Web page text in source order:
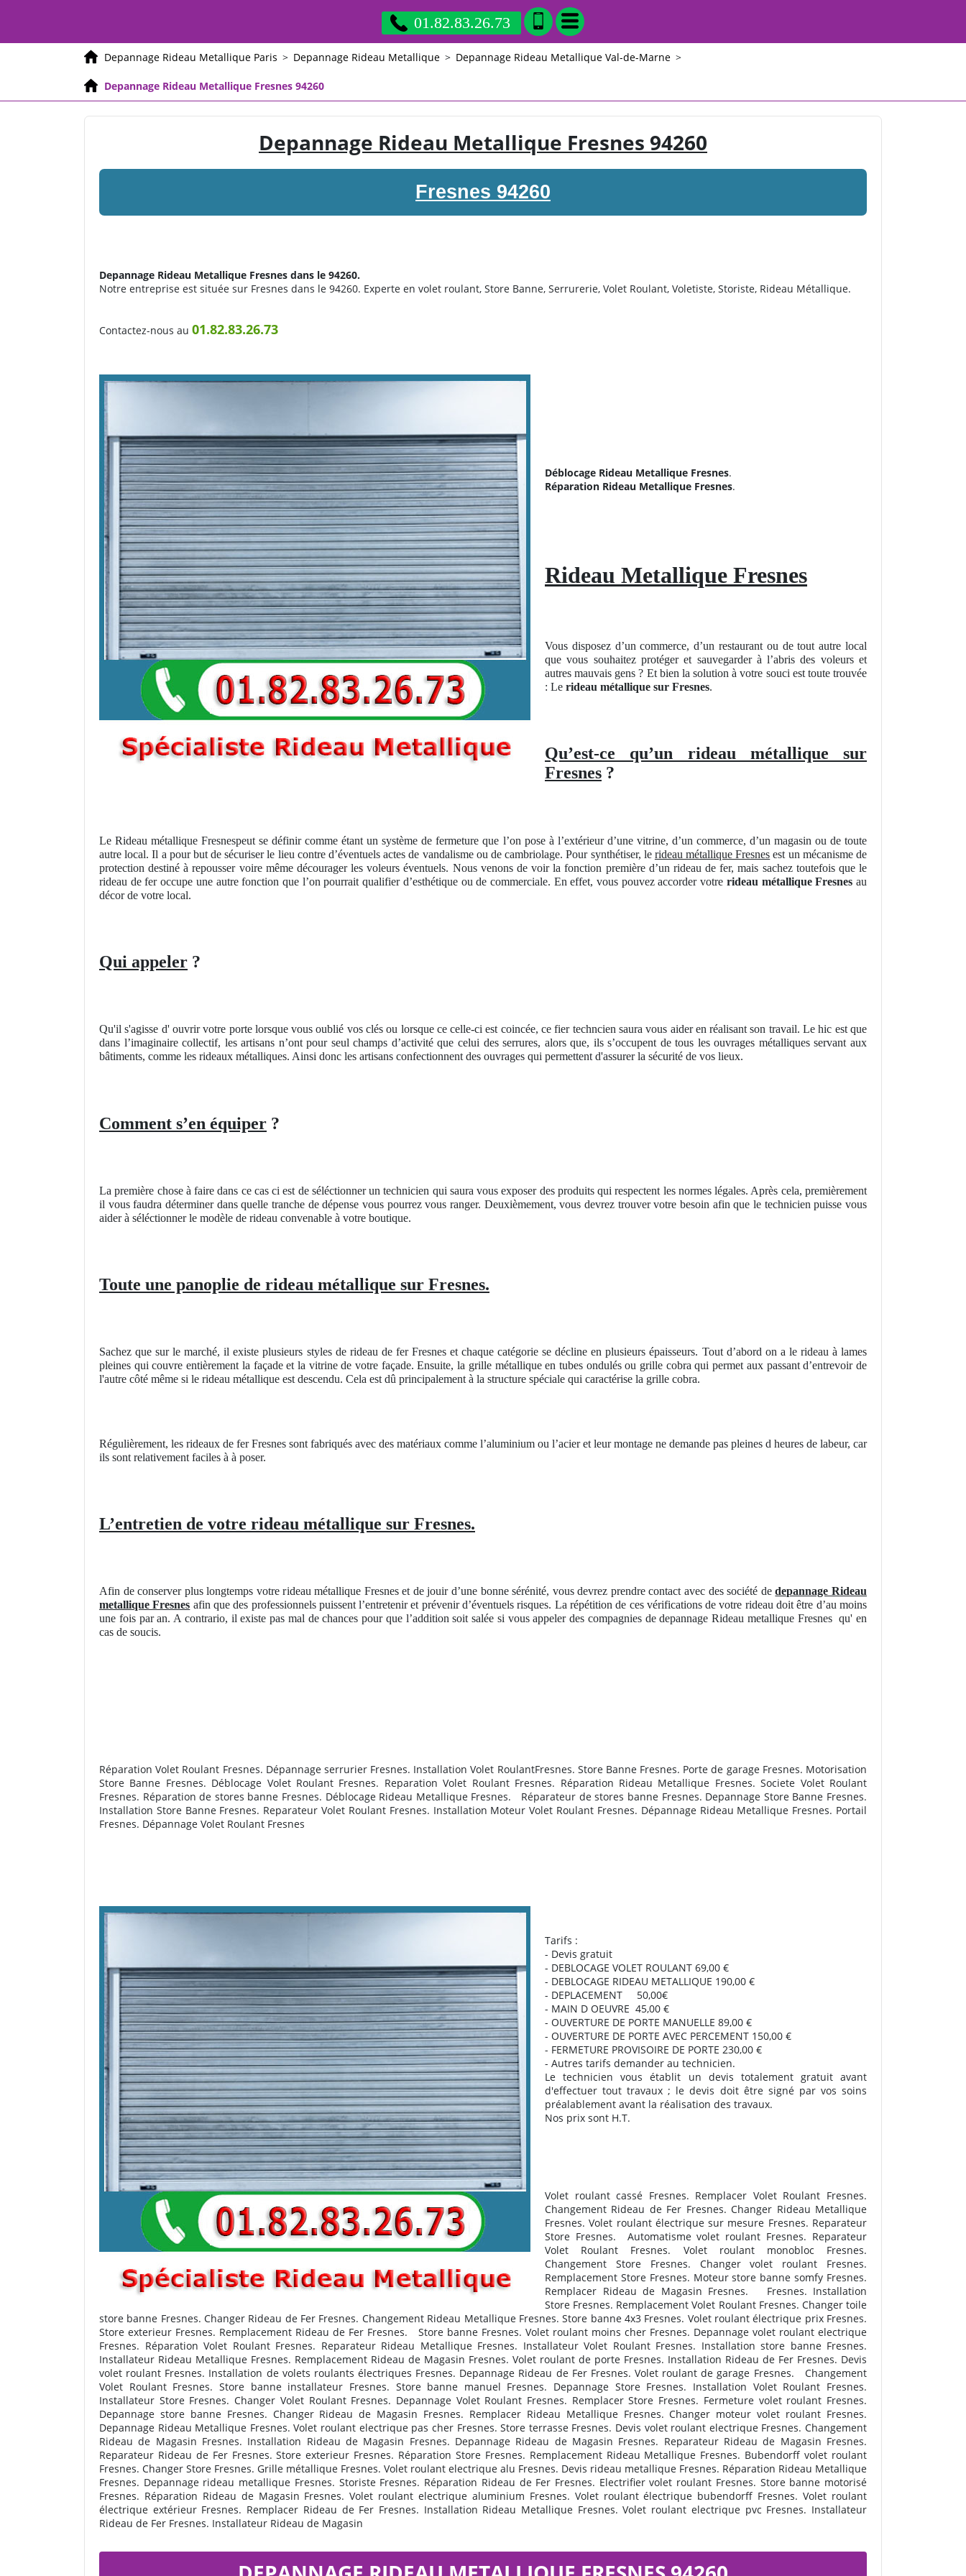
01.82.83.26.73
Depannage Rideau Metallique Paris > Depannage Rideau Metallique > Depannage Rideau Metallique Val-de-Marne >
Depannage Rideau Metallique Fresnes 94260
Depannage Rideau Metallique Fresnes 94260
Fresnes 94260
Depannage Rideau Metallique Fresnes dans le 94260.
Notre entreprise est située sur Fresnes dans le 94260. Experte en volet roulant, Store Banne, Serrurerie, Volet Roulant, Voletiste, Storiste, Rideau Métallique.
Contactez-nous au 01.82.83.26.73
Déblocage Rideau Metallique Fresnes.
Réparation Rideau Metallique Fresnes.
Rideau Metallique Fresnes
Vous disposez d’un commerce, d’un restaurant ou de tout autre local
que vous souhaitez protéger et sauvegarder à l’abris des voleurs et
autres mauvais gens ? Et bien la solution à votre souci est toute trouvée
: Le rideau métallique sur Fresnes.
Qu’est-ce qu’un rideau métallique sur
Fresnes ?
Le Rideau métallique Fresnespeut se définir comme étant un système de fermeture que l’on pose à l’extérieur d’une vitrine, d’un commerce, d’un magasin ou de toute
autre local. Il a pour but de sécuriser le lieu contre d’éventuels actes de vandalisme ou de cambriolage. Pour synthétiser, le rideau métallique Fresnes est un mécanisme de
protection destiné à repousser voire même décourager les voleurs éventuels. Nous venons de voir la fonction première d’un rideau de fer, mais sachez toutefois que le
rideau de fer occupe une autre fonction que l’on pourrait qualifier d’esthétique ou de commerciale. En effet, vous pouvez accorder votre rideau métallique Fresnes au
décor de votre local.
Qui appeler ?
Qu'il s'agisse d' ouvrir votre porte lorsque vous oublié vos clés ou lorsque ce celle-ci est coincée, ce fier techncien saura vous aider en réalisant son travail. Le hic est que
dans l’imaginaire collectif, les artisans n’ont pour seul champs d’activité que celui des serrures, alors que, ils s’occupent de tous les ouvrages métalliques servant aux
bâtiments, comme les rideaux métalliques. Ainsi donc les artisans confectionnent des ouvrages qui permettent d'assurer la sécurité de vos lieux.
Comment s’en équiper ?
La première chose à faire dans ce cas ci est de séléctionner un technicien qui saura vous exposer des produits qui respectent les normes légales. Après cela, premièrement
il vous faudra déterminer dans quelle tranche de dépense vous pourrez vous ranger. Deuxièmement, vous devrez trouver votre besoin afin que le technicien puisse vous
aider à séléctionner le modèle de rideau convenable à votre boutique.
Toute une panoplie de rideau métallique sur Fresnes.
Sachez que sur le marché, il existe plusieurs styles de rideau de fer Fresnes et chaque catégorie se décline en plusieurs épaisseurs. Tout d’abord on a le rideau à lames
pleines qui couvre entièrement la façade et la vitrine de votre façade. Ensuite, la grille métallique en tubes ondulés ou grille cobra qui permet aux passant d’entrevoir de
l'autre côté même si le rideau métallique est descendu. Cela est dû principalement à la structure spéciale qui caractérise la grille cobra.
Régulièrement, les rideaux de fer Fresnes sont fabriqués avec des matériaux comme l’aluminium ou l’acier et leur montage ne demande pas pleines d heures de labeur, car
ils sont relativement faciles à à poser.
L’entretien de votre rideau métallique sur Fresnes.
Afin de conserver plus longtemps votre rideau métallique Fresnes et de jouir d’une bonne sérénité, vous devrez prendre contact avec des société dedepannage Rideau
metallique Fresnes afin que des professionnels puissent l’entretenir et prévenir d’éventuels risques. La répétition de ces vérifications de votre rideau doit être d’au moins
une fois par an. A contrario, il existe pas mal de chances pour que l’addition soit salée si vous appeler des compagnies de depannage Rideau metallique Fresnes qu' en
cas de soucis.
Réparation Volet Roulant Fresnes. Dépannage serrurier Fresnes. Installation Volet RoulantFresnes. Store Banne Fresnes. Porte de garage Fresnes. Motorisation
Store Banne Fresnes. Déblocage Volet Roulant Fresnes. Reparation Volet Roulant Fresnes. Réparation Rideau Metallique Fresnes. Societe Volet Roulant
Fresnes. Réparation de stores banne Fresnes. Déblocage Rideau Metallique Fresnes. Réparateur de stores banne Fresnes. Depannage Store Banne Fresnes.
Installation Store Banne Fresnes. Reparateur Volet Roulant Fresnes. Installation Moteur Volet Roulant Fresnes. Dépannage Rideau Metallique Fresnes. Portail
Fresnes. Dépannage Volet Roulant Fresnes
Tarifs :
- Devis gratuit
- DEBLOCAGE VOLET ROULANT 69,00 €
- DEBLOCAGE RIDEAU METALLIQUE 190,00 €
- DEPLACEMENT 50,00€
- MAIN D OEUVRE 45,00 €
- OUVERTURE DE PORTE MANUELLE 89,00 €
- OUVERTURE DE PORTE AVEC PERCEMENT 150,00 €
- FERMETURE PROVISOIRE DE PORTE 230,00 €
- Autres tarifs demander au technicien.
Le technicien vous établit un devis totalement gratuit avant
d'effectuer tout travaux ; le devis doit être signé par vos soins
préalablement avant la réalisation des travaux.
Nos prix sont H.T.
Volet roulant cassé Fresnes. Remplacer Volet Roulant Fresnes.
Changement Rideau de Fer Fresnes. Changer Rideau Metallique
Fresnes. Volet roulant électrique sur mesure Fresnes. Reparateur
Store Fresnes. Automatisme volet roulant Fresnes. Reparateur
Volet Roulant Fresnes. Volet roulant monobloc Fresnes.
Changement Store Fresnes. Changer volet roulant Fresnes.
Remplacement Store Fresnes. Moteur store banne somfy Fresnes.
Remplacer Rideau de Magasin Fresnes.
Fresnes. Installation
Store Fresnes. Remplacement Volet Roulant Fresnes. Changer toile
store banne Fresnes. Changer Rideau de Fer Fresnes. Changement Rideau Metallique Fresnes. Store banne 4x3 Fresnes. Volet roulant électrique prix Fresnes.
Store exterieur Fresnes. Remplacement Rideau de Fer Fresnes. Store banne Fresnes. Volet roulant moins cher Fresnes. Depannage volet roulant electrique
Fresnes. Réparation Volet Roulant Fresnes. Reparateur Rideau Metallique Fresnes. Installateur Volet Roulant Fresnes. Installation store banne Fresnes.
Installateur Rideau Metallique Fresnes. Remplacement Rideau de Magasin Fresnes. Volet roulant de porte Fresnes. Installation Rideau de Fer Fresnes. Devis
volet roulant Fresnes. Installation de volets roulants électriques Fresnes. Depannage Rideau de Fer Fresnes. Volet roulant de garage Fresnes. Changement
Volet Roulant Fresnes. Store banne installateur Fresnes. Store banne manuel Fresnes. Depannage Store Fresnes. Installation Volet Roulant Fresnes.
Installateur Store Fresnes. Changer Volet Roulant Fresnes. Depannage Volet Roulant Fresnes. Remplacer Store Fresnes. Fermeture volet roulant Fresnes.
Depannage store banne Fresnes. Changer Rideau de Magasin Fresnes. Remplacer Rideau Metallique Fresnes. Changer moteur volet roulant Fresnes.
Depannage Rideau Metallique Fresnes. Volet roulant electrique pas cher Fresnes. Store terrasse Fresnes. Devis volet roulant electrique Fresnes. Changement
Rideau de Magasin Fresnes. Installation Rideau de Magasin Fresnes. Depannage Rideau de Magasin Fresnes. Reparateur Rideau de Magasin Fresnes.
Reparateur Rideau de Fer Fresnes. Store exterieur Fresnes. Réparation Store Fresnes. Remplacement Rideau Metallique Fresnes. Bubendorff volet roulant
Fresnes. Changer Store Fresnes. Grille métallique Fresnes. Volet roulant electrique alu Fresnes. Devis rideau metallique Fresnes. Réparation Rideau Metallique
Fresnes. Depannage rideau metallique Fresnes. Storiste Fresnes. Réparation Rideau de Fer Fresnes. Electrifier volet roulant Fresnes. Store banne motorisé
Fresnes. Réparation Rideau de Magasin Fresnes. Volet roulant electrique aluminium Fresnes. Volet roulant électrique bubendorff Fresnes. Volet roulant
électrique extérieur Fresnes. Remplacer Rideau de Fer Fresnes. Installation Rideau Metallique Fresnes. Volet roulant electrique pvc Fresnes. Installateur
Rideau de Fer Fresnes. Installateur Rideau de Magasin